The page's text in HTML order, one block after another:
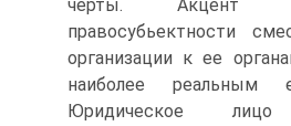
черты. Акцент
правосубьектности
организации к ее
наиболее реальным
Юридическое